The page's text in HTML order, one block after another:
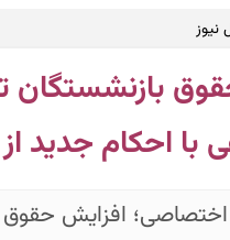
نیوز
بازنشستگان
با احکام جدید
افزایش حقوق